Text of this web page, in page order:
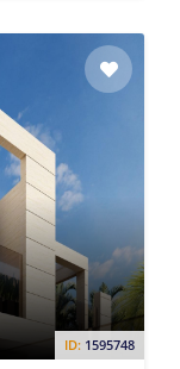
ID: 1595748